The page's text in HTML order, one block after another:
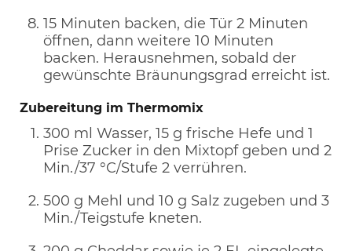
15 Minuten backen, die Tür 2 Minuten
öffnen, dann weitere 10 Minuten
backen. Herausnehmen, sobald der
gewünschte Bräunungsgrad erreicht ist.
Zubereitung im Thermomix
300 ml Wasser, 15 g frische Hefe und 1
Prise Zucker in den Mixtopf geben und 2
Min./37 °C/Stufe 2 verrühren.
500 g Mehl und 10 g Salz zugeben und 3
Min./Teigstufe kneten.